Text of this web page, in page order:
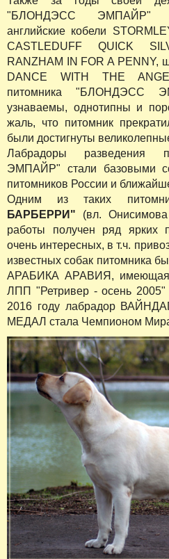
"БЛОНДЭСС ЭМПАЙР"
английские кобели
CASTLEDUFF QUICK
RANZHAM IN FOR A PENNY,
DANCE WITH THE
питомника "БЛОНДЭСС
узнаваемы, однотипны и
жаль, что питомник
были достигнуты
Лабрадоры разведения
ЭМПАЙР" стали базовыми
питомников России и
Одним из таких
БАРБЕРРИ" (вл.
работы получен ряд ярких
очень интересных, в т.ч.
известных собак
АРАБИКА АРАВИЯ, имеющая
ЛПП "Ретривер - осень 2005"
2016 году лабрадор
МЕДАЛ стала Чемпионом